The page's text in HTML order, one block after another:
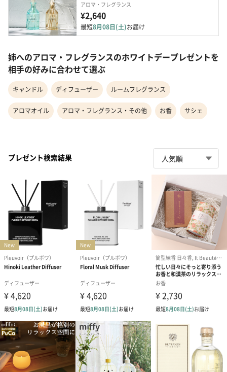
アロマ・フレグランス
¥2,640
最短8月08日(土)お届け
姉へのアロマ・フレグランスのホワイトデープレゼントを
相手の好みに合わせて選ぶ
キャンドル ディフューザー ルームフレグランス
アロマオイル アロマ・フレグランス・その他 お香 サシェ
プレゼント検索結果